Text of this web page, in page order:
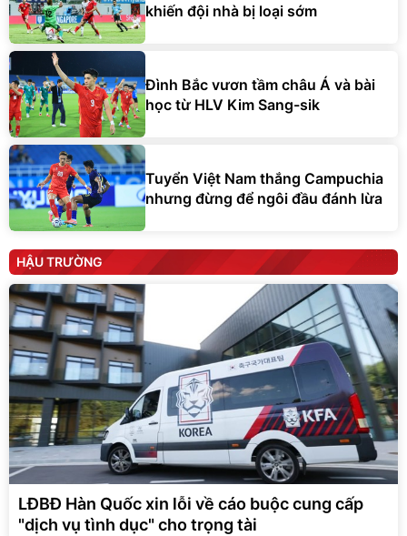
khiến đội nhà bị loại sớm
Đình Bắc vươn tầm châu Á và bài
học từ HLV Kim Sang-sik
Tuyển Việt Nam thắng Campuchia
nhưng đừng để ngôi đầu đánh lừa
HẬU TRƯỜNG
LĐBĐ Hàn Quốc xin lỗi về cáo buộc cung cấp
"dịch vụ tình dục" cho trọng tài